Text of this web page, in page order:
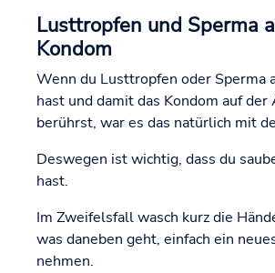
Lusttropfen und Sperma
Kondom
Wenn du Lusttropfen oder Sperma
hast und damit das Kondom auf
berührst, war es das natürlich mit
Deswegen ist wichtig, dass du
hast.
Im Zweifelsfall wasch kurz die
was daneben geht, einfach ein
nehmen.